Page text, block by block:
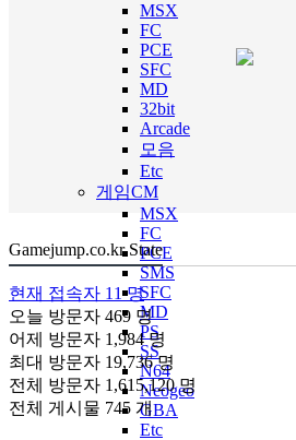
MSX
FC
PCE
SFC
MD
32bit
Arcade
모음
Etc
게임CM
MSX
FC
PCE
SMS
SFC
MD
PS
SS
N64
Neogeo
GBA
Etc
Gamejump.co.kr State
현재 접속자 11 명
오늘 방문자 469 명
어제 방문자 1,984 명
최대 방문자 19,736 명
전체 방문자 1,615,120 명
전체 게시물 745 개